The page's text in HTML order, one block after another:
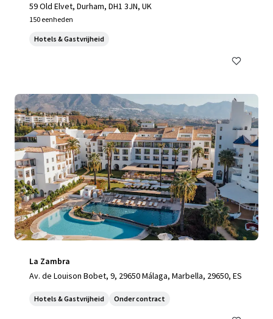
59 Old Elvet, Durham, DH1 3JN, UK
150 eenheden
Hotels & Gastvrijheid
La Zambra
Av. de Louison Bobet, 9, 29650 Málaga, Marbella, 29650, ES
Hotels & Gastvrijheid Onder contract